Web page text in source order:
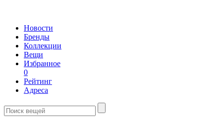
Новости
Бренды
Коллекции
Вещи
Избранное
0
Рейтинг
Адреса